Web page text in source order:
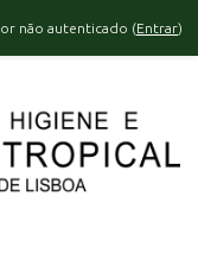
não autenticado (Entrar)